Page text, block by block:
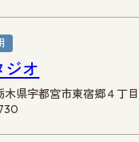
ジオ
県宇都宮市東宿郷４丁